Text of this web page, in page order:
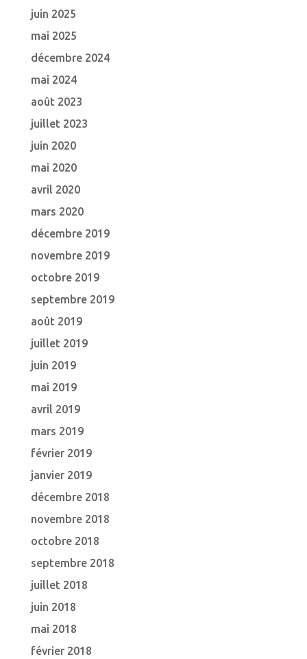
juin 2025
mai 2025
décembre 2024
mai 2024
août 2023
juillet 2023
juin 2020
mai 2020
avril 2020
mars 2020
décembre 2019
novembre 2019
octobre 2019
septembre 2019
août 2019
juillet 2019
juin 2019
mai 2019
avril 2019
mars 2019
février 2019
janvier 2019
décembre 2018
novembre 2018
octobre 2018
septembre 2018
juillet 2018
juin 2018
mai 2018
février 2018